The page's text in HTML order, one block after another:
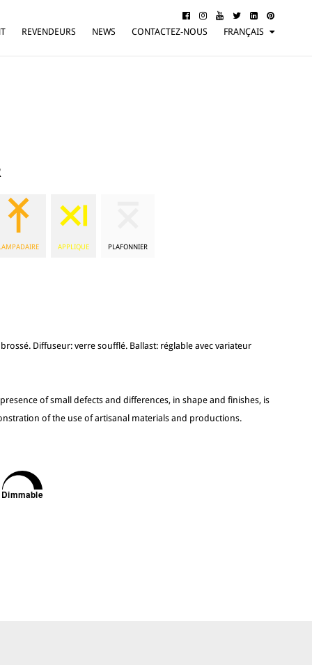
REVENDEURS NEWS CONTACTEZ-NOUS
FRANÇAIS
APPLIQUE PLAFONNIER
Diffuseur: verre soufflé. Ballast: réglable avec variateur
of small defects and differences, in shape and finishes, is
of the use of artisanal materials and productions.